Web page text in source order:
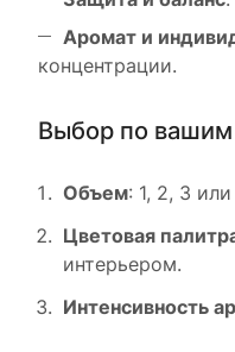
Аромат и
концентрации.
Выбор по
Объем: 1, 2, 3
Цветовая
интерьером.
Интенсивность